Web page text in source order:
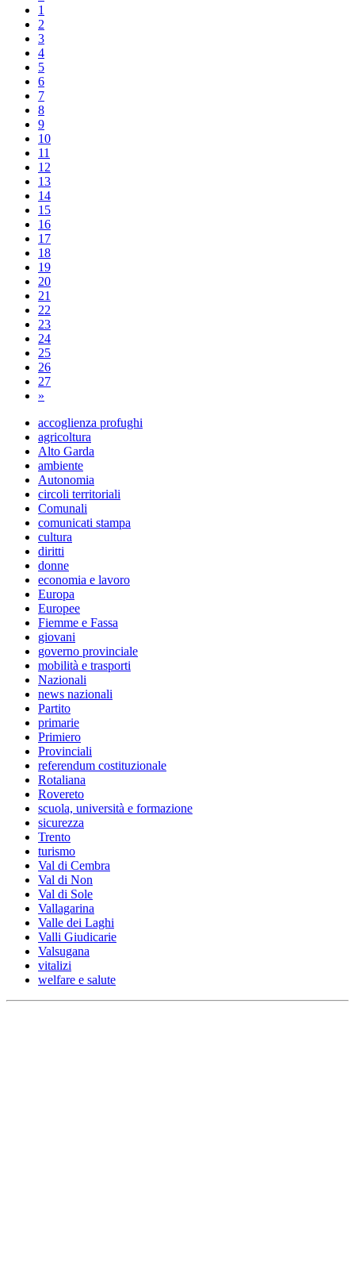
1
2
3
4
5
6
7
8
9
10
11
12
13
14
15
16
17
18
19
20
21
22
23
24
25
26
27
»
accoglienza profughi
agricoltura
Alto Garda
ambiente
Autonomia
circoli territoriali
Comunali
comunicati stampa
cultura
diritti
donne
economia e lavoro
Europa
Europee
Fiemme e Fassa
giovani
governo provinciale
mobilità e trasporti
Nazionali
news nazionali
Partito
primarie
Primiero
Provinciali
referendum costituzionale
Rotaliana
Rovereto
scuola, università e formazione
sicurezza
Trento
turismo
Val di Cembra
Val di Non
Val di Sole
Vallagarina
Valle dei Laghi
Valli Giudicarie
Valsugana
vitalizi
welfare e salute